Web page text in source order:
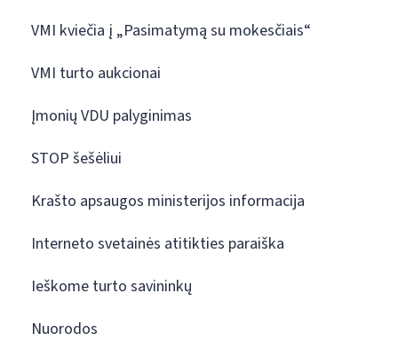
VMI kviečia į „Pasimatymą su mokesčiais“
VMI turto aukcionai
Įmonių VDU palyginimas
STOP šešėliui
Krašto apsaugos ministerijos informacija
Interneto svetainės atitikties paraiška
Ieškome turto savininkų
Nuorodos